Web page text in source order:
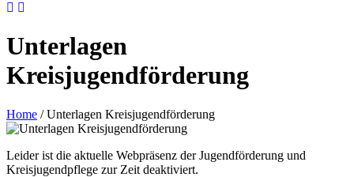
Unterlagen
Kreisjugendförderung
Home /Unterlagen Kreisjugendförderung
Leider ist die aktuelle Webpräsenz der Jugendförderung und
Kreisjugendpflege zur Zeit deaktiviert.